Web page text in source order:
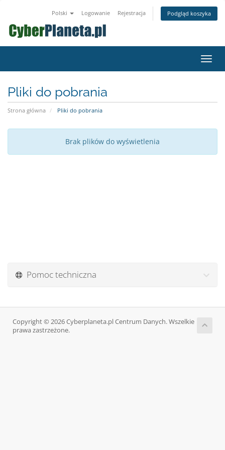
Polski Logowanie Rejestracja Podgląd koszyka
Pliki do pobrania
Strona główna Pliki do pobrania
Brak plików do wyświetlenia
Pomoc techniczna
Copyright © 2026 Cyberplaneta.pl Centrum Danych. Wszelkie
prawa zastrzeżone.